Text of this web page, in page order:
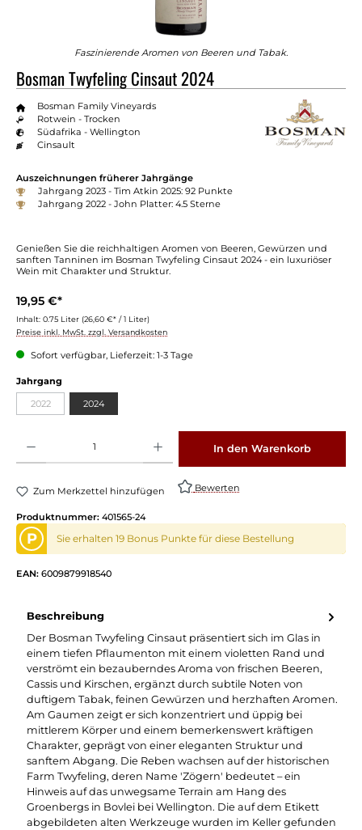
Faszinierende Aromen von Beeren und Tabak.
Bosman Twyfeling Cinsaut 2024
Bosman Family Vineyards
Rotwein - Trocken
Südafrika - Wellington
Cinsault
Auszeichnungen früherer Jahrgänge
Jahrgang 2023 - Tim Atkin 2025: 92 Punkte
Jahrgang 2022 - John Platter: 4.5 Sterne
Genießen Sie die reichhaltigen Aromen von Beeren, Gewürzen und
sanften Tanninen im Bosman Twyfeling Cinsaut 2024 - ein luxuriöser
Wein mit Charakter und Struktur.
19,95 €*
Inhalt: 0.75 Liter (26,60 €* / 1 Liter)
Preise inkl. MwSt. zzgl. Versandkosten
Sofort verfügbar, Lieferzeit: 1-3 Tage
Jahrgang
2022(Diese Option ist zurzeit nicht verfügbar.)
2024
In den Warenkorb
Zum Merkzettel hinzufügen Bewerten
Produktnummer: 401565-24
P Sie erhalten 19 Bonus Punkte für diese Bestellung
EAN: 6009879918540
Beschreibung
Der Bosman Twyfeling Cinsaut präsentiert sich im Glas in
einem tiefen Pflaumenton mit einem violetten Rand und
verströmt ein bezauberndes Aroma von frischen Beeren,
Cassis und Kirschen, ergänzt durch subtile Noten von
duftigem Tabak, feinen Gewürzen und herzhaften Aromen.
Am Gaumen zeigt er sich konzentriert und üppig bei
mittlerem Körper und einem bemerkenswert kräftigen
Charakter, geprägt von einer eleganten Struktur und
sanftem Abgang. Die Reben wachsen auf der historischen
Farm Twyfeling, deren Name 'Zögern' bedeutet – ein
Hinweis auf das unwegsame Terrain am Hang des
Groenbergs in Bovlei bei Wellington. Die auf dem Etikett
abgebildeten alten Werkzeuge wurden im Keller gefunden